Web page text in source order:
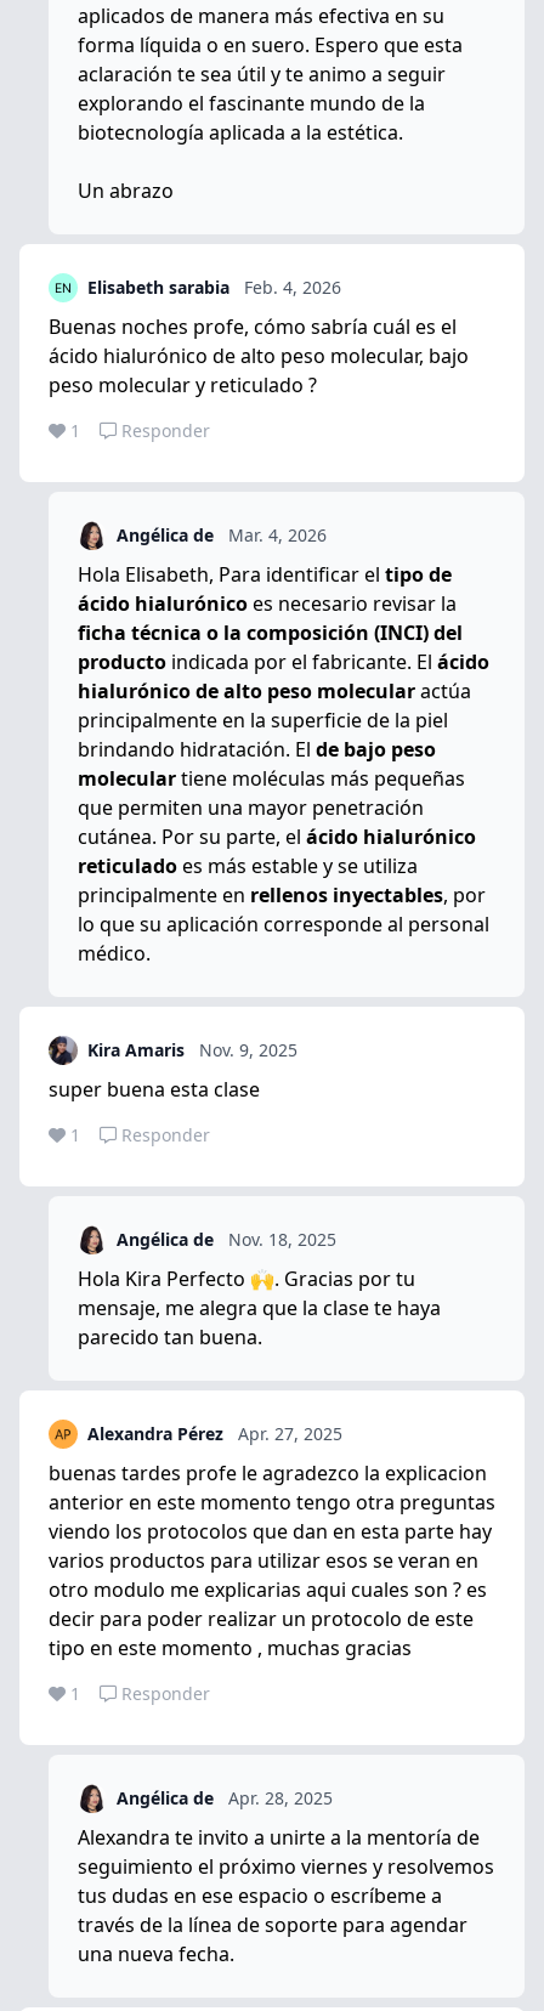
aplicados de manera más efectiva en su
forma líquida o en suero. Espero que esta
aclaración te sea útil y te animo a seguir
explorando el fascinante mundo de la
biotecnología aplicada a la estética.
Un abrazo
Elisabeth sarabia Feb. 4, 2026
Buenas noches profe, cómo sabría cuál es el
ácido hialurónico de alto peso molecular, bajo
peso molecular y reticulado ?
1 Responder
Angélica de Mar. 4, 2026
Hola Elisabeth, Para identificar el tipo de
ácido hialurónicoes necesario revisar la
ficha técnica o la composición (INCI) del
producto indicada por el fabricante. El ácido
hialurónico de alto peso molecularactúa
principalmente en la superficie de la piel
brindando hidratación. El de bajo peso
moleculartiene moléculas más pequeñas
que permiten una mayor penetración
cutánea. Por su parte, el ácido hialurónico
reticuladoes más estable y se utiliza
principalmente en rellenos inyectables, por
lo que su aplicación corresponde al personal
médico.
Kira Amaris Nov. 9, 2025
super buena esta clase
1 Responder
Angélica de Nov. 18, 2025
Hola Kira Perfecto 🙌. Gracias por tu
mensaje, me alegra que la clase te haya
parecido tan buena.
Alexandra Pérez Apr. 27, 2025
buenas tardes profe le agradezco la explicacion
anterior en este momento tengo otra preguntas
viendo los protocolos que dan en esta parte hay
varios productos para utilizar esos se veran en
otro modulo me explicarias aqui cuales son ? es
decir para poder realizar un protocolo de este
tipo en este momento , muchas gracias
1 Responder
Angélica de Apr. 28, 2025
Alexandra te invito a unirte a la mentoría de
seguimiento el próximo viernes y resolvemos
tus dudas en ese espacio o escríbeme a
través de la línea de soporte para agendar
una nueva fecha.